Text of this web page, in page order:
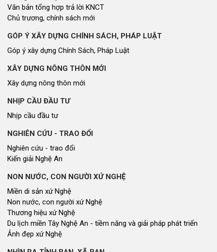
Văn bản tổng hợp trả lời KNCT
Chủ trương, chính sách mới
GÓP Ý XÂY DỰNG CHÍNH SÁCH, PHÁP LUẬT
Góp ý xây dựng Chính Sách, Pháp Luật
XÂY DỰNG NÔNG THÔN MỚI
Xây dựng nông thôn mới
NHỊP CẦU ĐẦU TƯ
Nhịp cầu đầu tư
NGHIÊN CỨU - TRAO ĐỔI
Nghiên cứu - trao đổi
Kiến giải Nghệ An
NON NƯỚC, CON NGƯỜI XỨ NGHỆ
Miền di sản xứ Nghệ
Non nước, con người xứ Nghệ
Thương hiệu xứ Nghệ
Du lịch miền Tây Nghệ An - tiềm năng và giải pháp phát triển
Ảnh đẹp xứ Nghệ